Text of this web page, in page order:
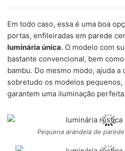
Em todo caso, essa é uma boa
portas, enfileiradas em parede
luminária única. O modelo com
bastante convencional, bem
bambu. Do mesmo modo, ajuda a
sobretudo os modelos
garantem uma iluminação perfeita.
Pequena arandela de